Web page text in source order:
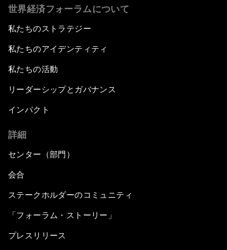
世界経済フォーラムについて
私たちのストラテジー
私たちのアイデンティティ
私たちの活動
リーダーシップとガバナンス
インパクト
詳細
センター（部門）
会合
ステークホルダーのコミュニティ
「フォーラム・ストーリー」
プレスリリース